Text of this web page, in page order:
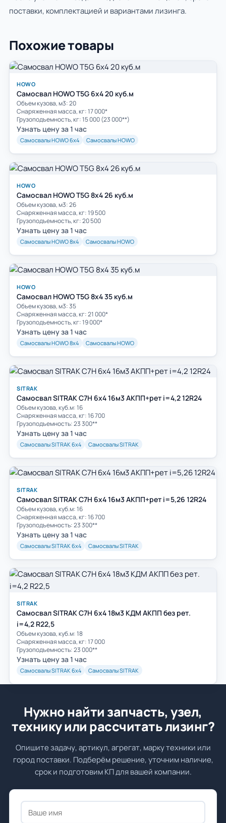
поставки, комплектацией и вариантами лизинга.
Похожие товары
HOWO
Самосвал HOWO T5G 6x4 20 куб.м
Объем кузова, м3: 20
Cнаряженная масса, кг: 17 000*
Грузоподъемность, кг: 15 000 (23 000**)
Узнать цену за 1 час
Самосвалы HOWO 6х4 Самосвалы HOWO
HOWO
Самосвал HOWO T5G 8х4 26 куб.м
Объем кузова, м3: 26
Cнаряженная масса, кг: 19 500
Грузоподъемность, кг: 20 500
Узнать цену за 1 час
Самосвалы HOWO 8х4 Самосвалы HOWO
HOWO
Самосвал HOWO T5G 8х4 35 куб.м
Объем кузова, м3: 35
Cнаряженная масса, кг: 21 000*
Грузоподъемность, кг: 19 000*
Узнать цену за 1 час
Самосвалы HOWO 8х4 Самосвалы HOWO
SITRAK
Самосвал SITRAK C7H 6x4 16м3 АКПП+рет i=4,2 12R24
Объем кузова, куб.м: 16
Cнаряженная масса, кг: 16 700
Грузоподъемность: 23 300**
Узнать цену за 1 час
Самосвалы SITRAK 6х4 Самосвалы SITRAK
SITRAK
Самосвал SITRAK C7H 6x4 16м3 АКПП+рет i=5,26 12R24
Объем кузова, куб.м: 16
Cнаряженная масса, кг: 16 700
Грузоподъемность: 23 300**
Узнать цену за 1 час
Самосвалы SITRAK 6х4 Самосвалы SITRAK
SITRAK
Самосвал SITRAK C7H 6x4 18м3 КДМ АКПП без рет.
i=4,2 R22,5
Объем кузова, куб.м: 18
Cнаряженная масса, кг: 17 000
Грузоподъемность: 23 000**
Узнать цену за 1 час
Самосвалы SITRAK 6х4 Самосвалы SITRAK
Нужно найти запчасть, узел,
технику или рассчитать лизинг?
Опишите задачу, артикул, агрегат, марку техники или
город поставки. Подберём решение, уточним наличие,
срок и подготовим КП для вашей компании.